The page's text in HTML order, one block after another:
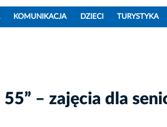
KOMUNIKACJA DZIECI TURYSTYKA
55” – zajęcia dla